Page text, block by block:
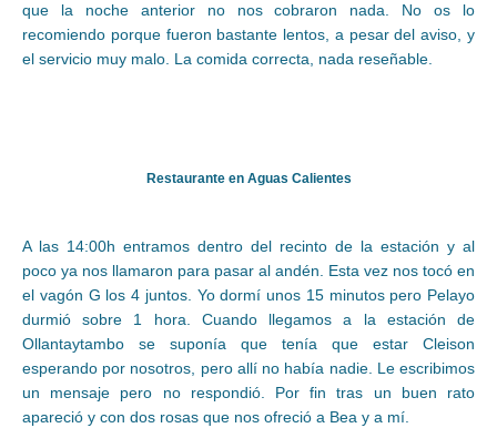
que la noche anterior no nos cobraron nada. No os lo
recomiendo porque fueron bastante lentos, a pesar del aviso, y
el servicio muy malo. La comida correcta, nada reseñable.
Restaurante en Aguas Calientes
A las 14:00h entramos dentro del recinto de la estación y al
poco ya nos llamaron para pasar al andén. Esta vez nos tocó en
el vagón G los 4 juntos. Yo dormí unos 15 minutos pero Pelayo
durmió sobre 1 hora. Cuando llegamos a la estación de
Ollantaytambo se suponía que tenía que estar Cleison
esperando por nosotros, pero allí no había nadie. Le escribimos
un mensaje pero no respondió. Por fin tras un buen rato
apareció y con dos rosas que nos ofreció a Bea y a mí.